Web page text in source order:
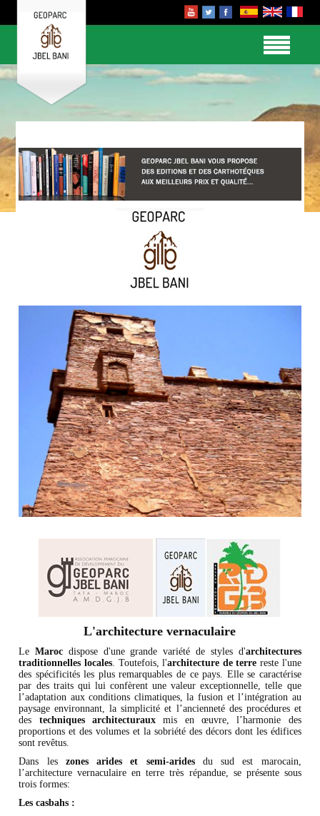
L'architecture vernaculaire
LeMaroc dispose d'une grande variété de styles d'architectures
traditionnelles locales. Toutefois, l'architecture de terre reste l'une
des spécificités les plus remarquables de ce pays. Elle se caractérise
par des traits qui lui confèrent une valeur exceptionnelle, telle que
l’adaptation aux conditions climatiques, la fusion et l’intégration au
paysage environnant, la simplicité et l’ancienneté des procédures et
des techniques architecturaux mis en œuvre, l’harmonie des
proportions et des volumes et la sobriété des décors dont les édifices
sont revêtus.
Dans les zones arides et semi-aridesdu sud est marocain,
l’architecture vernaculaire en terre très répandue, se présente sous
trois formes:
Les casbahs :